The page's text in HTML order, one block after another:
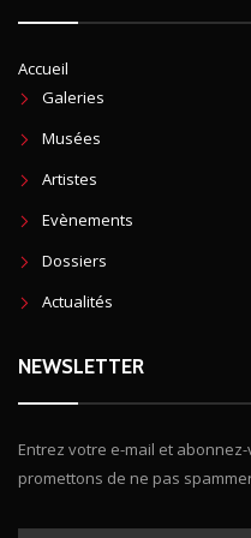
Accueil
Galeries
Musées
Artistes
Evènements
Dossiers
Actualités
NEWSLETTER
Entrez votre e-mail et
promettons de ne pas